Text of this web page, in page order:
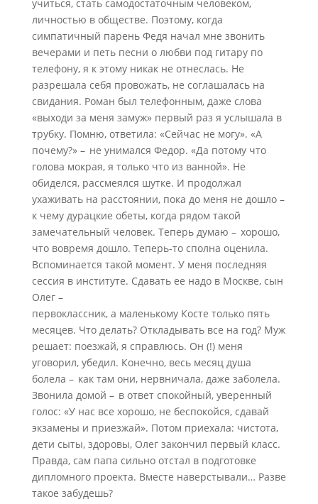
учиться, стать самодостаточным человеком,
личностью в обществе. Поэтому, когда
симпатичный парень Федя начал мне звонить
вечерами и петь песни о любви под гитару по
телефону, я к этому никак не отнеслась. Не
разрешала себя провожать, не соглашалась на
свидания. Роман был телефонным, даже слова
«выходи за меня замуж» первый раз я услышала в
трубку. Помню, ответила: «Сейчас не могу». «А
почему?» – не унимался Федор. «Да потому что
голова мокрая, я только что из ванной». Не
обиделся, рассмеялся шутке. И продолжал
ухаживать на расстоянии, пока до меня не дошло –
к чему дурацкие обеты, когда рядом такой
замечательный человек. Теперь думаю – хорошо,
что вовремя дошло. Теперь-то сполна оценила.
Вспоминается такой момент. У меня последняя
сессия в институте. Сдавать ее надо в Москве, сын
Олег –
первоклассник, а маленькому Косте только пять
месяцев. Что делать? Откладывать все на год? Муж
решает: поезжай, я справлюсь. Он (!) меня
уговорил, убедил. Конечно, весь месяц душа
болела – как там они, нервничала, даже заболела.
Звонила домой – в ответ спокойный, уверенный
голос: «У нас все хорошо, не беспокойся, сдавай
экзамены и приезжай». Потом приехала: чистота,
дети сыты, здоровы, Олег закончил первый класс.
Правда, сам папа сильно отстал в подготовке
дипломного проекта. Вместе наверстывали… Разве
такое забудешь?